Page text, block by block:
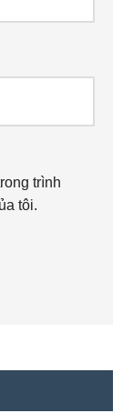
trình
tôi.